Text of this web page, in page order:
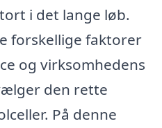
i det lange løb.
forskellige faktorer
og virksomhedens
den rette
På denne